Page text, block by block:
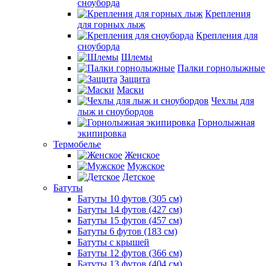
сноуборда
Крепления
для горных лыж
Крепления для
сноуборда
Шлемы
Палки горнолыжные
Защита
Маски
Чехлы для
лыж и сноубордов
Горнолыжная
экипировка
Термобелье
Женское
Мужское
Детское
Батуты
Батуты 10 футов (305 см)
Батуты 14 футов (427 см)
Батуты 15 футов (457 см)
Батуты 6 футов (183 см)
Батуты с крышей
Батуты 12 футов (366 см)
Батуты 13 футов (404 см)